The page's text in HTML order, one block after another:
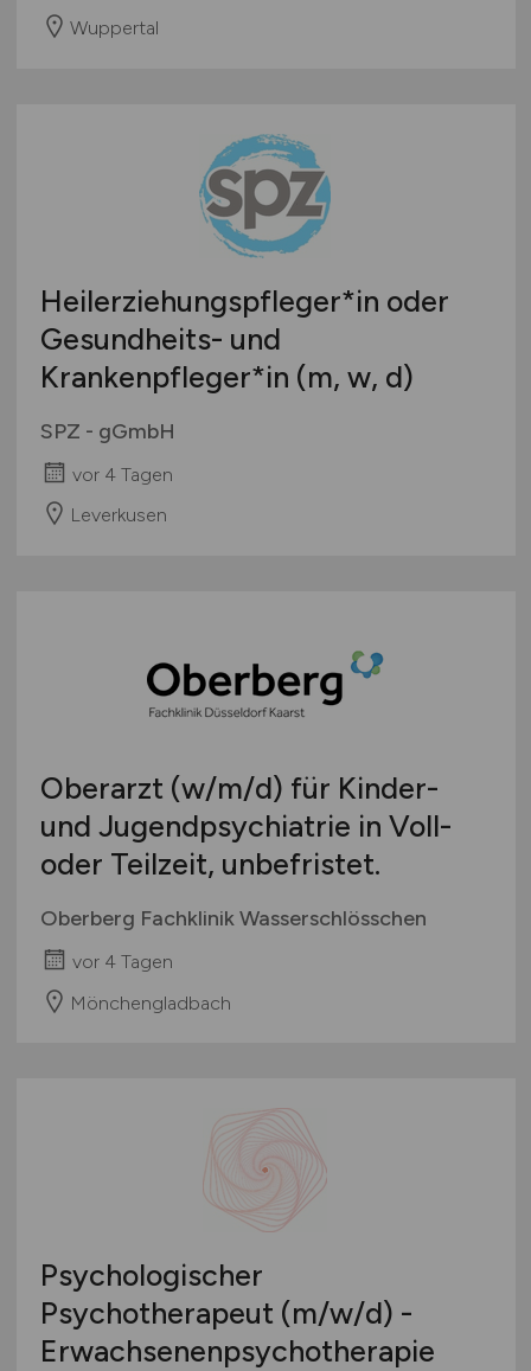
Wuppertal
Heilerziehungspfleger*in oder
Gesundheits- und
Krankenpfleger*in (m, w, d)
SPZ - gGmbH
vor 4 Tagen
Leverkusen
Oberarzt (w/m/d) für Kinder-
und Jugendpsychiatrie in Voll-
oder Teilzeit, unbefristet.
Oberberg Fachklinik Wasserschlösschen
vor 4 Tagen
Mönchengladbach
Psychologischer
Psychotherapeut (m/w/d) -
Erwachsenenpsychotherapie